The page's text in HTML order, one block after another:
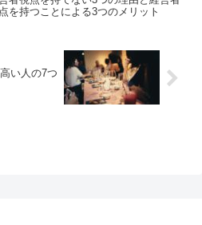
を持つことによる3つのメリット
い人の7つ